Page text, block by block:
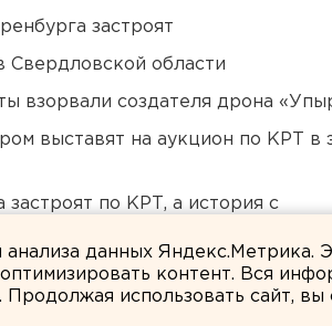
застроят
Свердловской области
взорвали создателя дрона
выставят на аукцион по КРТ в
по КРТ, а история с
данных Яндекс.Метрика.
контент. Вся
Продолжая использовать сайт,